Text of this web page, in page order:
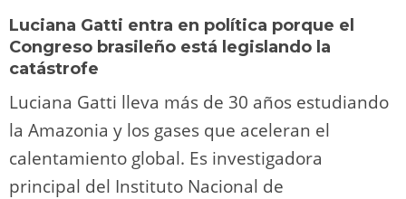
Luciana Gatti entra en política porque el
Congreso brasileño está legislando la
catástrofe
Luciana Gatti lleva más de 30 años estudiando
la Amazonia y los gases que aceleran el
calentamiento global. Es investigadora
principal del Instituto Nacional de